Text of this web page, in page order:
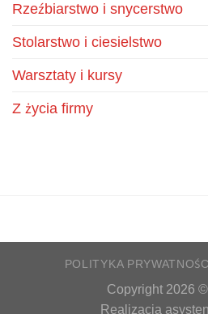
Rzeźbiarstwo i snycerstwo
Stolarstwo i ciesielstwo
Warsztaty i kursy
Z życia firmy
POLITYKA PRYWATNOŚCI
Copyright 2026 ©
Realizacja